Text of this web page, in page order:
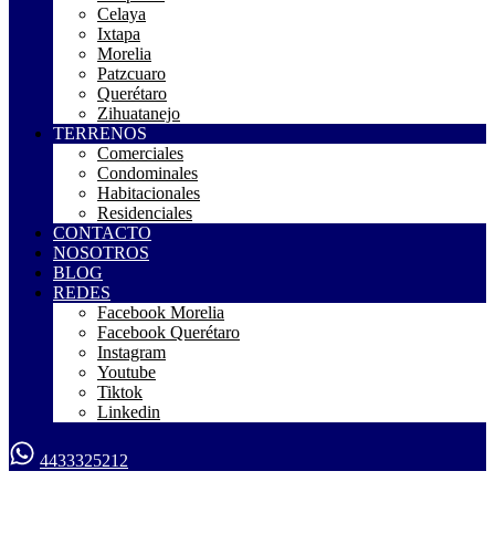
Celaya
Ixtapa
Morelia
Patzcuaro
Querétaro
Zihuatanejo
TERRENOS
Comerciales
Condominales
Habitacionales
Residenciales
CONTACTO
NOSOTROS
BLOG
REDES
Facebook Morelia
Facebook Querétaro
Instagram
Youtube
Tiktok
Linkedin
4433325212